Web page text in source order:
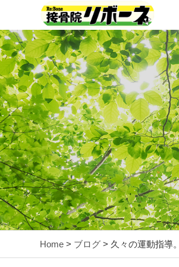
Home > ブログ > 久々の運動指導。